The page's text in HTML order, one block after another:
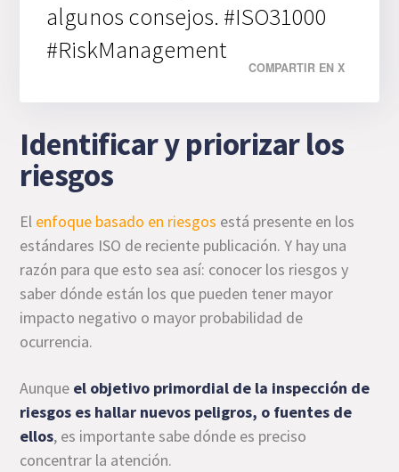
algunos consejos. #ISO31000
#RiskManagement
COMPARTIR EN X
Identificar y priorizar los
riesgos
El enfoque basado en riesgos está presente en los
estándares ISO de reciente publicación. Y hay una
razón para que esto sea así: conocer los riesgos y
saber dónde están los que pueden tener mayor
impacto negativo o mayor probabilidad de
ocurrencia.
Aunque el objetivo primordial de la inspección de
riesgos es hallar nuevos peligros, o fuentes de
ellos, es importante sabe dónde es preciso
concentrar la atención.